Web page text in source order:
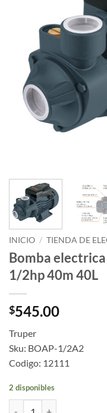
INICIO / TIENDA DE
Bomba
1/2hp 40m 40L
$545.00
Truper
Sku: BOAP-1/2A2
Codigo: 12111
2 disponibles